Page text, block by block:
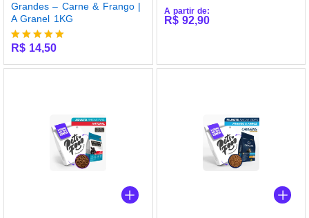
Grandes – Carne & Frango |
A Granel 1KG
Avaliação
de 5
R$ 14,50
A partir de:
R$92,90